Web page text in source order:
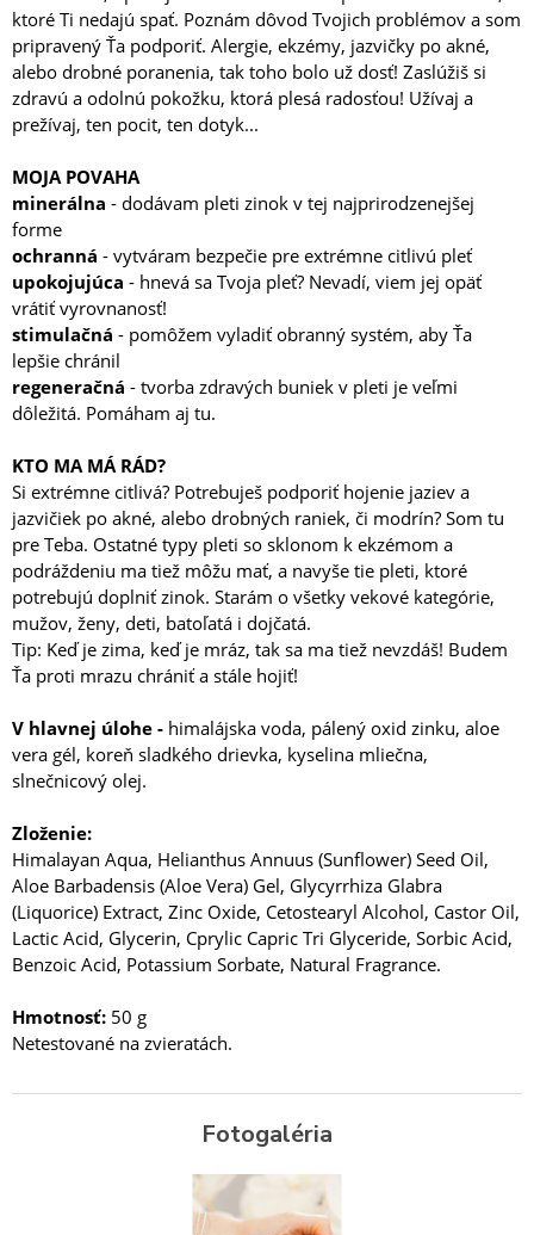
ktoré Ti nedajú spať. Poznám dôvod Tvojich problémov a som
pripravený Ťa podporiť. Alergie, ekzémy, jazvičky po akné,
alebo drobné poranenia, tak toho bolo už dosť! Zaslúžiš si
zdravú a odolnú pokožku, ktorá plesá radosťou! Užívaj a
prežívaj, ten pocit, ten dotyk...
MOJA POVAHA
minerálna - dodávam pleti zinok v tej najprirodzenejšej
forme
ochranná - vytváram bezpečie pre extrémne citlivú pleť
upokojujúca - hnevá sa Tvoja pleť? Nevadí, viem jej opäť
vrátiť vyrovnanosť!
stimulačná - pomôžem vyladiť obranný systém, aby Ťa
lepšie chránil
regeneračná - tvorba zdravých buniek v pleti je veľmi
dôležitá. Pomáham aj tu.
KTO MA MÁ RÁD?
Si extrémne citlivá? Potrebuješ podporiť hojenie jaziev a
jazvičiek po akné, alebo drobných raniek, či modrín? Som tu
pre Teba. Ostatné typy pleti so sklonom k ekzémom a
podráždeniu ma tiež môžu mať, a navyše tie pleti, ktoré
potrebujú doplniť zinok. Starám o všetky vekové kategórie,
mužov, ženy, deti, batoľatá i dojčatá.
Tip: Keď je zima, keď je mráz, tak sa ma tiež nevzdáš! Budem
Ťa proti mrazu chrániť a stále hojiť!
V hlavnej úlohe - himalájska voda, pálený oxid zinku, aloe
vera gél, koreň sladkého drievka, kyselina mliečna,
slnečnicový olej.
Zloženie:
Himalayan Aqua, Helianthus Annuus (Sunflower) Seed Oil,
Aloe Barbadensis (Aloe Vera) Gel, Glycyrrhiza Glabra
(Liquorice) Extract, Zinc Oxide, Cetostearyl Alcohol, Castor Oil,
Lactic Acid, Glycerin, Cprylic Capric Tri Glyceride, Sorbic Acid,
Benzoic Acid, Potassium Sorbate, Natural Fragrance.
Hmotnosť: 50 g
Netestované na zvieratách.
Fotogaléria